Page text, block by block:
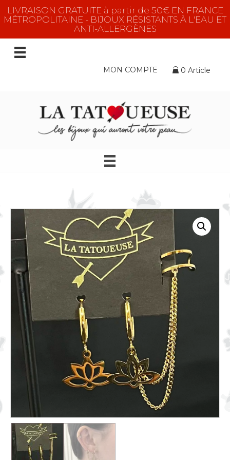
LIVRAISON GRATUITE à partir de 50€ EN FRANCE
MÉTROPOLITAINE - BIJOUX RÉSISTANTS À L'EAU ET
ANTI-ALLERGÈNES
MON COMPTE 0 Article